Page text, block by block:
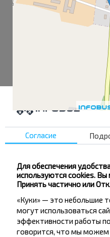
Литва-1
Литва-3
Согласие
Для обеспечения
используются cookies.
Принять частично или
«Куки» — это небольшие
могут использоваться
эффективности работы
говорится, что мы можем